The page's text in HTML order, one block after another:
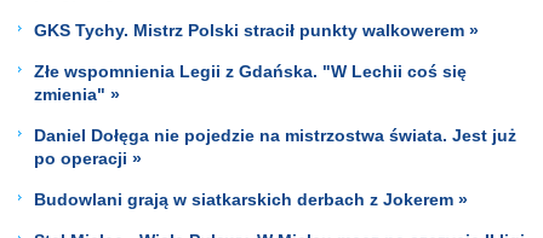
GKS Tychy. Mistrz Polski stracił punkty walkowerem »
Złe wspomnienia Legii z Gdańska. "W Lechii coś się
zmienia" »
Daniel Dołęga nie pojedzie na mistrzostwa świata. Jest już
po operacji »
Budowlani grają w siatkarskich derbach z Jokerem »